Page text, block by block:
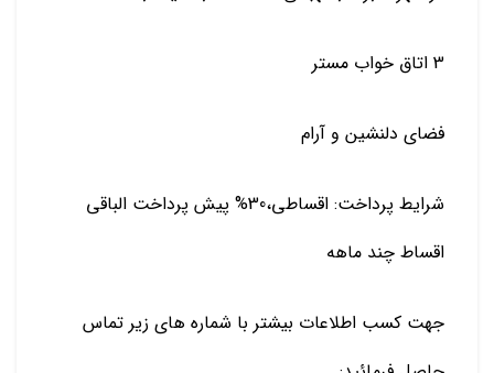
3 اتاق خواب مستر
فضای دلنشین و آرام
شرایط پرداخت: اقساطی،30% پیش پرداخت الباقی
اقساط چند ماهه
جهت کسب اطلاعات بیشتر با شماره های زیر تماس